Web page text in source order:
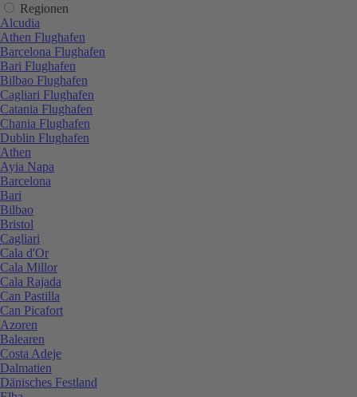
Regionen
Alcudia
Athen Flughafen
Barcelona Flughafen
Bari Flughafen
Bilbao Flughafen
Cagliari Flughafen
Catania Flughafen
Chania Flughafen
Dublin Flughafen
Athen
Ayia Napa
Barcelona
Bari
Bilbao
Bristol
Cagliari
Cala d'Or
Cala Millor
Cala Rajada
Can Pastilla
Can Picafort
Azoren
Balearen
Costa Adeje
Dalmatien
Dänisches Festland